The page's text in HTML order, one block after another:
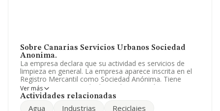
Sobre Canarias Servicios Urbanos Sociedad
Anonima.
La empresa declara que su actividad es servicios de
limpieza en general. La empresa aparece inscrita en el
Registro Mercantil como Sociedad Anónima. Tiene
CNAE: 3811 - 'Recogida de residuos no peligrosos'. La
compañía no tiene actividad en mercados exteriores.
Ver más
Actividades relacionadas
Agua Industrias
Reciclajes